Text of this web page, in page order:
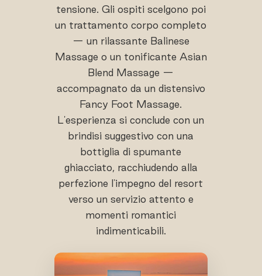
tensione. Gli ospiti scelgono poi
un trattamento corpo completo
— un rilassante Balinese
Massage o un tonificante Asian
Blend Massage —
accompagnato da un distensivo
Fancy Foot Massage.
L'esperienza si conclude con un
brindisi suggestivo con una
bottiglia di spumante
ghiacciato, racchiudendo alla
perfezione l'impegno del resort
verso un servizio attento e
momenti romantici
indimenticabili.